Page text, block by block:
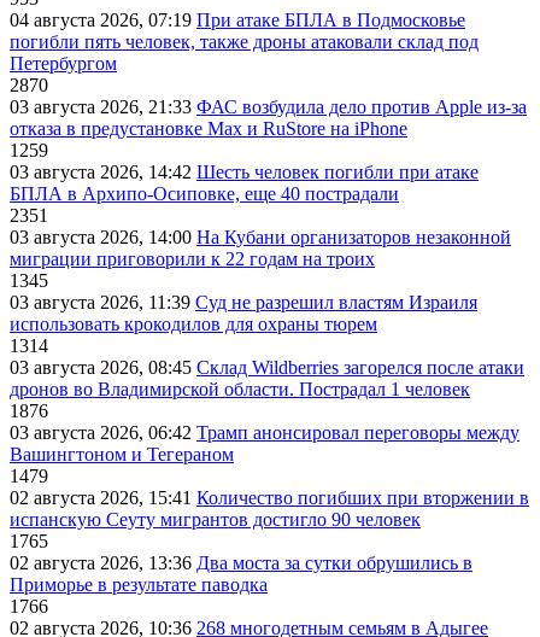
04 августа 2026, 07:19 При атаке БПЛА в Подмосковье
погибли пять человек, также дроны атаковали склад под
Петербургом
2870
03 августа 2026, 21:33 ФАС возбудила дело против Apple из-за
отказа в предустановке Max и RuStore на iPhone
1259
03 августа 2026, 14:42 Шесть человек погибли при атаке
БПЛА в Архипо-Осиповке, еще 40 пострадали
2351
03 августа 2026, 14:00 На Кубани организаторов незаконной
миграции приговорили к 22 годам на троих
1345
03 августа 2026, 11:39 Суд не разрешил властям Израиля
использовать крокодилов для охраны тюрем
1314
03 августа 2026, 08:45 Склад Wildberries загорелся после атаки
дронов во Владимирской области. Пострадал 1 человек
1876
03 августа 2026, 06:42 Трамп анонсировал переговоры между
Вашингтоном и Тегераном
1479
02 августа 2026, 15:41 Количество погибших при вторжении в
испанскую Сеуту мигрантов достигло 90 человек
1765
02 августа 2026, 13:36 Два моста за сутки обрушились в
Приморье в результате паводка
1766
02 августа 2026, 10:36 268 многодетным семьям в Адыгее